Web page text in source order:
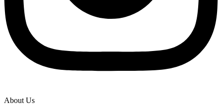
About Us